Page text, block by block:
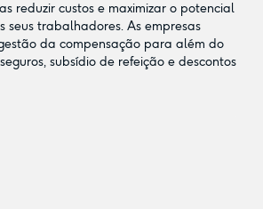
reduzir custos e maximizar o potencial
seus trabalhadores. As empresas
da compensação para além do
subsídio de refeição e descontos